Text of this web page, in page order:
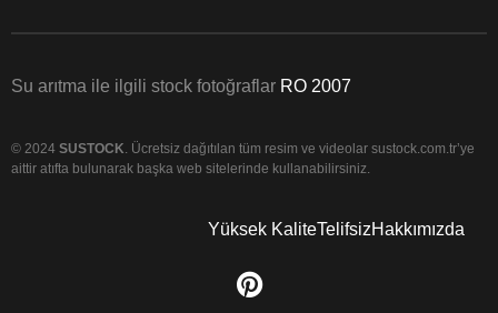
Su arıtma ile ilgili stock fotoğraflar RO 2007
© 2024 SUSTOCK. Ücretsiz dağıtılan tüm resim ve videolar sustock.com.tr’ye
aittir atıfta bulunarak başka web sitelerinde kullanabilirsiniz.
Yüksek KaliteTelifsizHakkımızda